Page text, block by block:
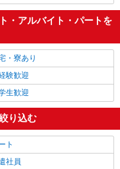
・アルバイト・パートを
・寮あり
験歓迎
生歓迎
り込む
ト
社員